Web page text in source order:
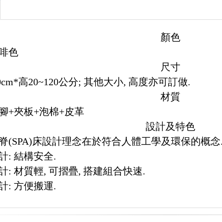
顏色
色
尺寸
高20~120公分; 其他大小, 高度亦可訂做.
材質
+夾板+泡棉+皮革
設計及特色
(SPA)床設計理念在於符合人體工學及環保的概
: 結構安全.
: 材質輕, 可摺疊, 搭建組合快速.
: 方便搬運.